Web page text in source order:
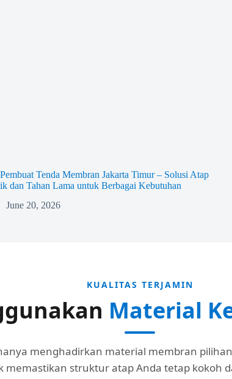
Pembuat Tenda Membran Jakarta Timur – Solusi Atap
dan Tahan Lama untuk Berbagai Kebutuhan
June 20, 2026
KUALITAS TERJAMIN
Material
menghadirkan material membran
memastikan struktur atap Anda tetap kokoh